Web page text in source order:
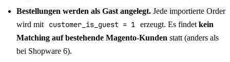
Bestellungen werden als Gast angelegt. Jede importierte Order
wird mit
customer_is_guest = 1 erzeugt. Es findet kein
Matching auf bestehende Magento-Kunden statt (anders als
bei Shopware 6).